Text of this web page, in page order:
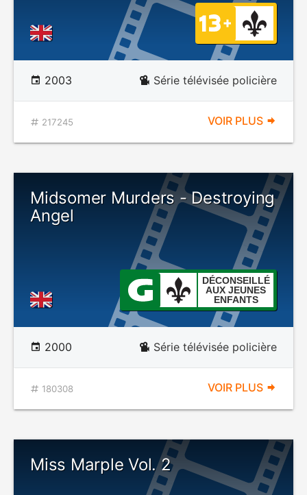
2003 Série télévisée policière
217245 VOIR PLUS
Midsomer Murders - Destroying
Angel
DÉCONSEILLÉ
AUX JEUNES
ENFANTS
2000 Série télévisée policière
180308 VOIR PLUS
Miss Marple Vol. 2